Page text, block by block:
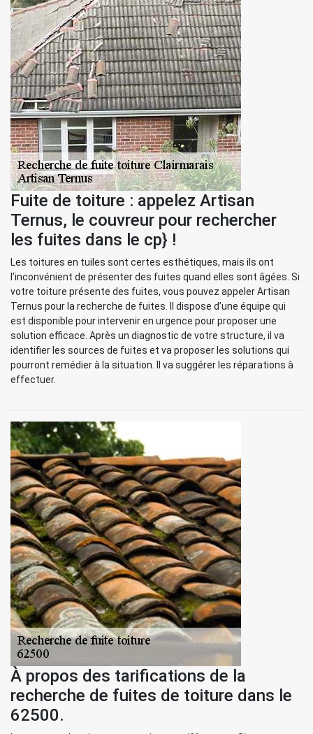
Fuite de toiture : appelez Artisan
Ternus, le couvreur pour rechercher
les fuites dans le cp} !
Les toitures en tuiles sont certes esthétiques, mais ils ont
l’inconvénient de présenter des fuites quand elles sont âgées. Si
votre toiture présente des fuites, vous pouvez appeler Artisan
Ternus pour la recherche de fuites. Il dispose d’une équipe qui
est disponible pour intervenir en urgence pour proposer une
solution efficace. Après un diagnostic de votre structure, il va
identifier les sources de fuites et va proposer les solutions qui
pourront remédier à la situation. Il va suggérer les réparations à
effectuer.
À propos des tarifications de la
recherche de fuites de toiture dans le
62500.